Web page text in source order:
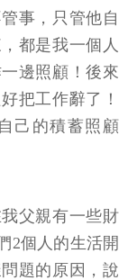
事，只管他自
都是我一個人
邊照顧！後來
把工作辭了！
己的積蓄照顧
父親有一些財
2個人的生活開
題的原因，說